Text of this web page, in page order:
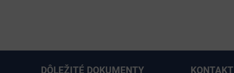
DÔLEŽITÉ DOKUMENTY KONTAKT